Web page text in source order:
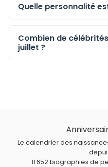
Quelle personnalité
Combien de
juillet ?
Le calendrier des
11 652 biographies de